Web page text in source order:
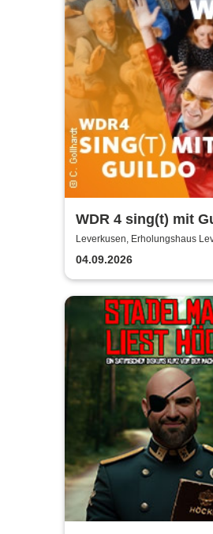
WDR 4 sing(t) mit
Leverkusen, Erholungshaus
04.09.2026